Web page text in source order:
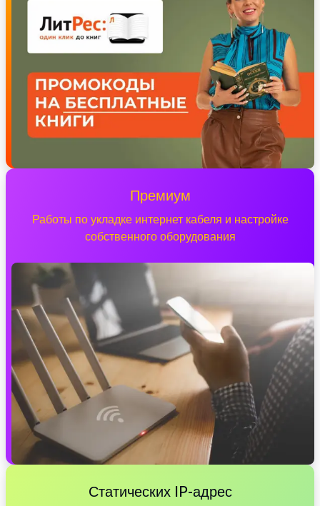
Премиум
Работы по укладке интернет кабеля и настройке
собственного оборудования
Статических IP-адрес